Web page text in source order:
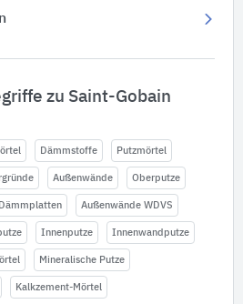
zu Saint-Gobain
Dämmstoffe Putzmörtel
Außenwände Oberputze
Dämmplatten Außenwände WDVS
Innenputze Innenwandputze
Mineralische Putze
Kalkzement-Mörtel